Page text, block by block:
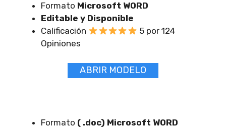
Formato Microsoft WORD
Editable y Disponible
Calificación
5 por 124
Opiniones
ABRIR MODELO
Formato ( .doc) Microsoft WORD